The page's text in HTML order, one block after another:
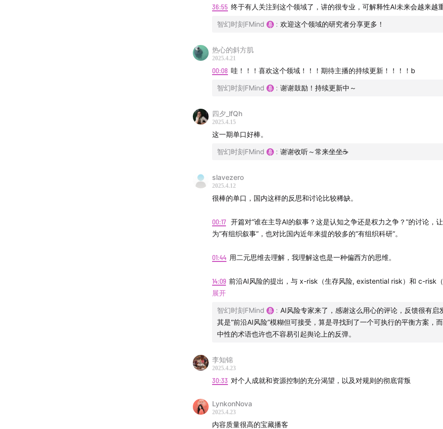
越政策、商业与哲学的边界，进而分析AI的前沿风险概念为何被提出？为
全”成为科技主流政策讨论的遮蔽？又是谁制造了“未来风险”的想象。
本期主播
Zhuoran：AI治理研究者，重点关注科技法和STS领域，拥有财经媒体
&AI行业的交叉从业背景，并参加过多个AI Safety治理研究项目。
📘
内容目录
36:55 终于有人关注到这个领域了，讲的很专业，可解释性AI未来会越来越
智幻时刻FMind : 欢迎这个领域的研究者分享更多！
热心的斜方肌
2025.4.21
00:08 哇！！！喜欢这个领域！！！期待主播的持续更新！！！！b
智幻时刻FMind : 谢谢鼓励！持续更新中～
四夕_lfQh
2025.4.15
这一期单口好棒。
智幻时刻FMind : 谢谢收听～常来坐坐☕️
slavezero
2025.4.12
很棒的单口，国内这样的反思和讨论比较稀缺。
00:17 开篇对“谁在主导AI的叙事？这是认知之争还是权力之争？”的讨论，
为“有组织叙事”，也对比国内近年来提的较多的“有组织科研”。
01:44 用二元思维去理解，我理解这也是一种偏西方的思维。
14:09 前沿AI风险的提出，与 x-risk（生存风险, existential risk）和 c-risk
险, catastrophic risk）有紧密关联，但又有意识地回避了那种“世界末日”式
带。方便作为政策制定的“问题定义”出发点，企业也可以借此展现责任感。
警惕的是“谁”来定义“什么”算是前沿AI风险。
英美接近同盟，但欧盟并不算同盟，更像是被英美“渗透”，例如在GPAI CoP
26:24
意有更复杂的“哲学”背景。
31:25 对科技精英自比奥本海默的道德幻觉的评论，很有意思。AI能力和安全
展开
智幻时刻FMind : AI风险专家来了，感谢这么用心的评论，反馈很有启
其是“前沿AI风险”模糊但可接受，算是寻找到了一个可执行的平衡方案，
中性的术语也许也不容易引起舆论上的反弹。
李知锦
2025.4.23
30:33 对个人成就和资源控制的充分渴望，以及对规则的彻底背叛
LynkonNova
2025.4.23
内容质量很高的宝藏播客